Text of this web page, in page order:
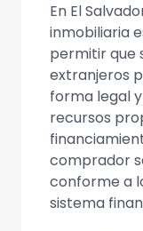
En El
inmobiliaria
permitir que
extranjeros
forma legal
recursos
comprador
conforme a
sistema